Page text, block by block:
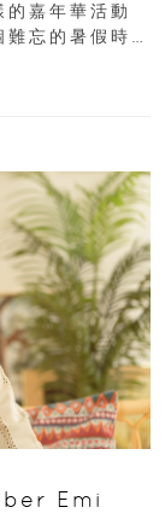
嘉年華活動
難忘的暑假時
Emi